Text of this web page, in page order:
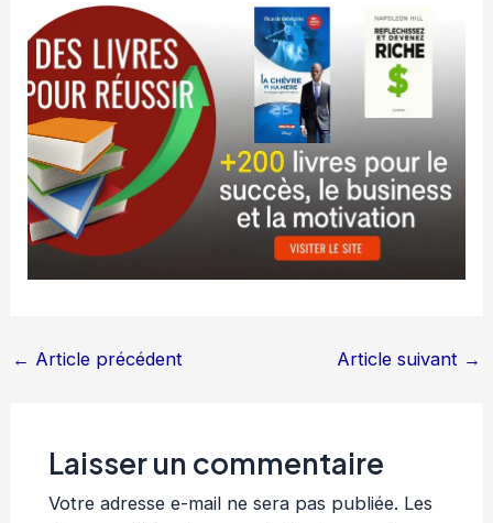
← Article précédent Article suivant →
Laisser un commentaire
Votre adresse e-mail ne sera pas publiée. Les